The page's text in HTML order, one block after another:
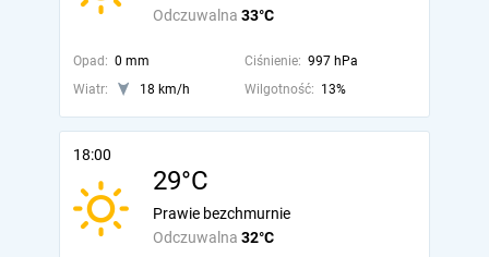
Odczuwalna 33°C
Opad: 0 mm Ciśnienie: 997 hPa
Wiatr:
18 km/h Wilgotność: 13%
18:00
29°C
Odczuwalna 32°C
Prawie bezchmurnie